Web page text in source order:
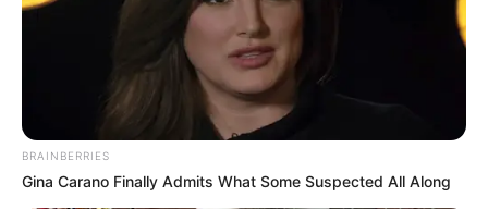
SIC sanciona a Unión
Magdalena, Dimayor y
otros equipos por
prácticas que afectan la
competencia deportiva
ATLÉTICO NACIONAL
BRAINBERRIES
Gina Carano Finally Admits What Some Suspected All Along